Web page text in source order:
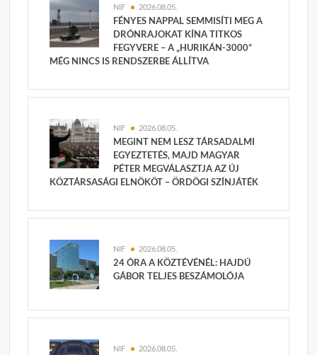
NIF 2026.08.05.
FÉNYES NAPPAL SEMMISÍTI MEG A
DRÓNRAJOKAT KÍNA TITKOS
FEGYVERE – A „HURIKÁN-3000”
MÉG NINCS IS RENDSZERBE ÁLLÍTVA
NIF 2026.08.05.
MEGINT NEM LESZ TÁRSADALMI
EGYEZTETÉS, MAJD MAGYAR
PÉTER MEGVÁLASZTJA AZ ÚJ
KÖZTÁRSASÁGI ELNÖKÖT – ÖRDÖGI SZÍNJÁTÉK
NIF 2026.08.05.
24 ÓRA A KÖZTÉVÉNÉL: HAJDÚ
GÁBOR TELJES BESZÁMOLÓJA
NIF 2026.08.05.